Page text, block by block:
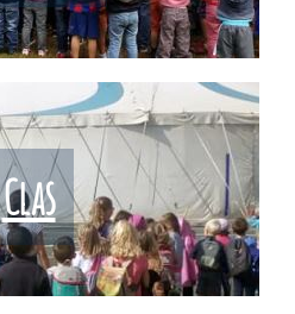
Clas